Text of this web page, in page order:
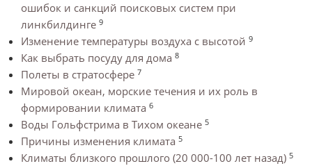
ошибок и санкций поисковых систем при
линкбилдинге 9
Изменение температуры воздуха с высотой 9
Как выбрать посуду для дома 8
Полеты в стратосфере 7
Мировой океан, морские течения и их роль в
формировании климата 6
Воды Гольфстрима в Тихом океане 5
Причины изменения климата 5
Климаты близкого прошлого (20 000-100 лет назад) 5